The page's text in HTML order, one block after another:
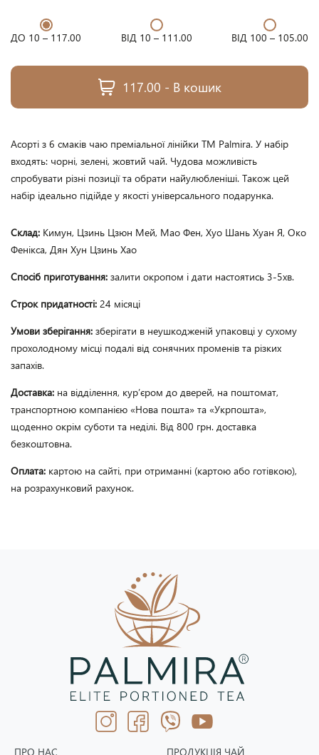
ДО 10 – 117.00 ВІД 10 – 111.00 ВІД 100 – 105.00
117.00 - В кошик
Асорті з 6 смаків чаю преміальної лінійки ТМ Palmira. У набір
входять: чорні, зелені, жовтий чай. Чудова можливість
спробувати різні позиції та обрати найулюбленіші. Також цей
набір ідеально підійде у якості універсального подарунка.
Склад: Кимун, Цзинь Цзюн Мей, Мао Фен, Хуо Шань Хуан Я, Око
Фенікса, Дян Хун Цзинь Хао
Спосіб приготування: залити окропом і дати настоятись 3-5хв.
Строк придатності: 24 місяці
Умови зберігання: зберігати в неушкодженій упаковці у сухому
прохолодному місці подалі від сонячних променів та різких
запахів.
Доставка: на відділення, кур’єром до дверей, на поштомат,
транспортною компанією «Нова пошта» та «Укрпошта»,
щоденно окрім суботи та неділі. Від 800 грн. доставка
безкоштовна.
Оплата: картою на сайті, при отриманні (картою або готівкою),
на розрахунковий рахунок.
ПРО НАС ПРОДУКЦІЯ ЧАЙ